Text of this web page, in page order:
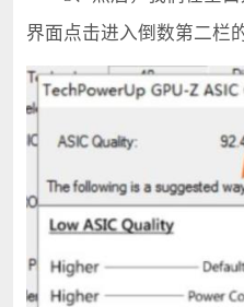
界面点击进入倒数第二栏